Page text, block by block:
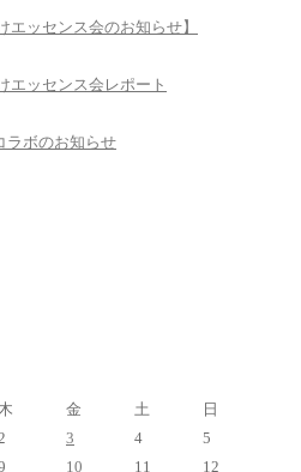
エッセンス会のお知らせ】
ッセンス会レポート
ラボのお知らせ
金 土
日
3 4
5
10 11 12